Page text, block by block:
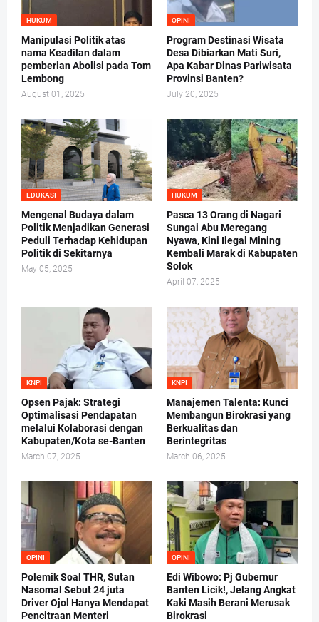
HUKUM
Manipulasi Politik atas
nama Keadilan dalam
pemberian Abolisi pada Tom
Lembong
August 01, 2025
OPINI
Program Destinasi Wisata
Desa Dibiarkan Mati Suri,
Apa Kabar Dinas Pariwisata
Provinsi Banten?
July 20, 2025
EDUKASI
Mengenal Budaya dalam
Politik Menjadikan Generasi
Peduli Terhadap Kehidupan
Politik di Sekitarnya
May 05, 2025
HUKUM
Pasca 13 Orang di Nagari
Sungai Abu Meregang
Nyawa, Kini Ilegal Mining
Kembali Marak di Kabupaten
Solok
April 07, 2025
KNPI
Opsen Pajak: Strategi
Optimalisasi Pendapatan
melalui Kolaborasi dengan
Kabupaten/Kota se-Banten
March 07, 2025
KNPI
Manajemen Talenta: Kunci
Membangun Birokrasi yang
Berkualitas dan
Berintegritas
March 06, 2025
OPINI
Polemik Soal THR, Sutan
Nasomal Sebut 24 juta
Driver Ojol Hanya Mendapat
Pencitraan Menteri
OPINI
Edi Wibowo: Pj Gubernur
Banten Licik!, Jelang Angkat
Kaki Masih Berani Merusak
Birokrasi